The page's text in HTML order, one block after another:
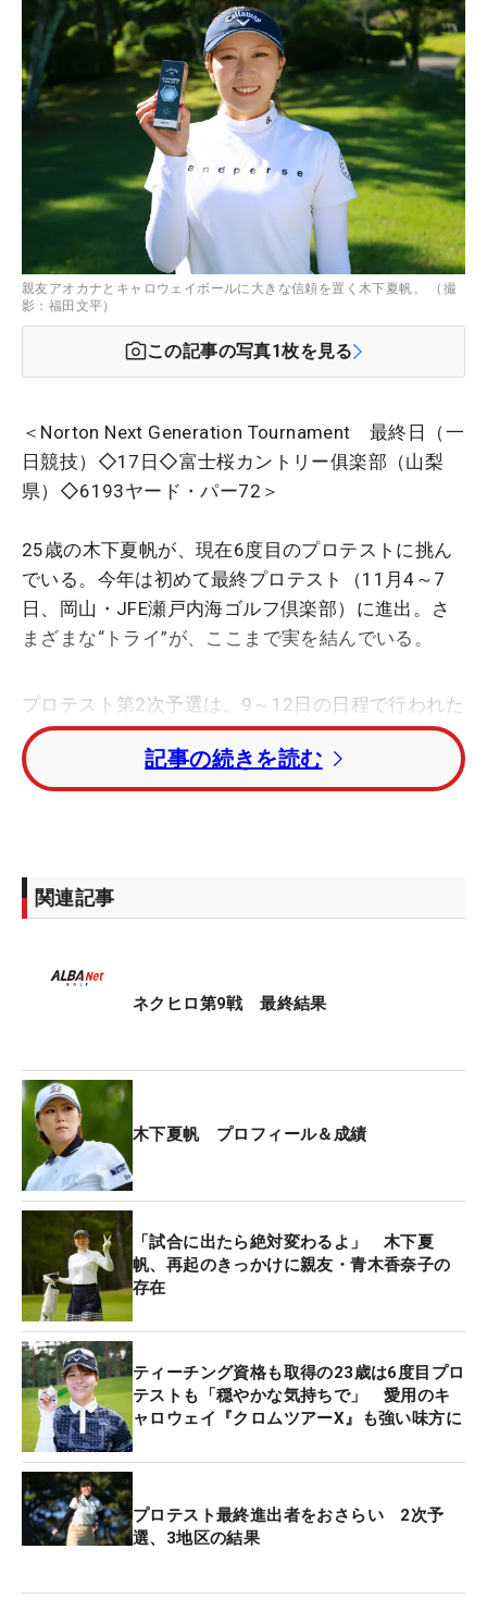
親友アオカナとキャロウェイボールに大きな信頼を置く木下夏帆。 （撮
影：福田文平）
この記事の写真1枚を見る
＜Norton Next Generation Tournament 最終日（一
日競技）◇17日◇富士桜カントリー俱楽部（山梨
県）◇6193ヤード・パー72＞
25歳の木下夏帆が、現在6度目のプロテストに挑ん
でいる。今年は初めて最終プロテスト（11月4～7
日、岡山・JFE瀬戸内海ゴルフ倶楽部）に進出。さ
まざまな“トライ”が、ここまで実を結んでいる。
プロテスト第2次予選は、9～12日の日程で行われた
千葉・ゴルフ倶楽部成田ハイツリーでのB地区に参
加。そこをトータル3オーバーの17位タイで通過し
た。「今はホッとしています。ショットは荒れてた
緊張感が高まるテストの舞台で、成長を続けてい
「普段はアプローチで58度（のウェッジ）しか使わ
ないんですけど、コーライグリーンだったので、
すね」。本人にとっても「発見」というできごと
が、プレーの幅を広げることにもなった。4日間通
して使用した48度のアプローチについては、「最終
も使えそうです」と自信を深めている。
熊本県出身で秀岳館高を出てからは、研修生として
過ごしてきた。宮崎に移り、フェニックスCCでキャ
ディ業務を行った時期もある。しかし、今年に入り
東京に拠点を移すことを決断。5月に上京した。
「東京だとたくさん試合があるので」。実戦的なラ
ウンドをこなしながらテストの準備を進めるという
のも、挑戦のひとつだ。
「香奈子ちゃんの存在は大きい」。昨年のプロテス
ト合格組、青木香奈子の助言も決断を後押しした。
「技術の話もしますし、プライベートなこともなん
記事の続きを読む
関連記事
ネクヒロ第9戦 最終結果
木下夏帆 プロフィール＆成績
「試合に出たら絶対変わるよ」 木下夏
帆、再起のきっかけに親友・青木香奈子の
存在
ティーチング資格も取得の23歳は6度目プロ
テストも「穏やかな気持ちで」 愛用のキ
ャロウェイ『クロムツアーX』も強い味方に
プロテスト最終進出者をおさらい 2次予
選、3地区の結果